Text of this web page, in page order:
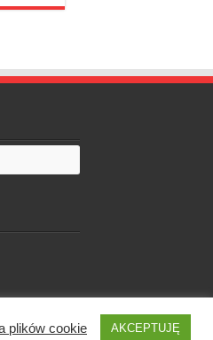
Webdawid
plików cookie AKCEPTUJĘ